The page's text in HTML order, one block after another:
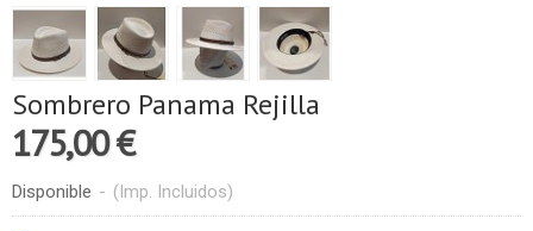
Sombrero Panama Rejilla
175,00 €
Disponible - (Imp. Incluidos)